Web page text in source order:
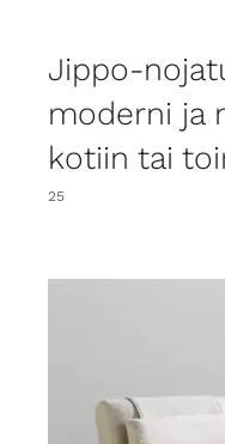
Jippo-
moderni ja
kotiin tai
25